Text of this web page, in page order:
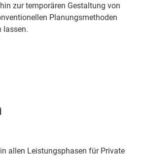
zur temporären Gestaltung von
Planungsmethoden
lassen.
allen Leistungsphasen für Private